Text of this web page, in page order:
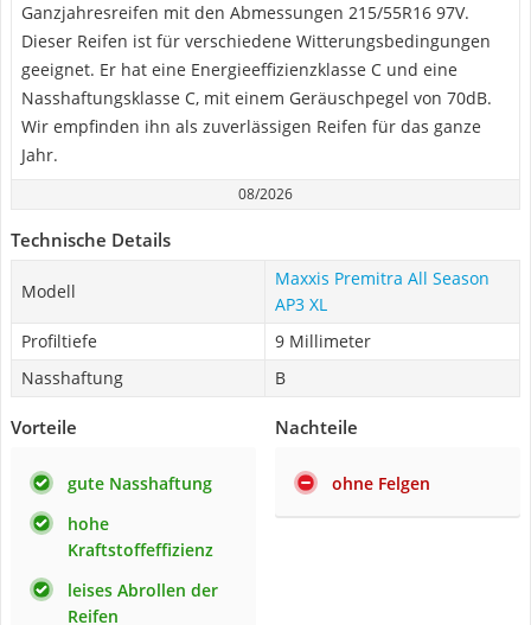
Ganzjahresreifen mit den Abmessungen 215/55R16 97V.
Dieser Reifen ist für verschiedene Witterungsbedingungen
geeignet. Er hat eine Energieeffizienzklasse C und eine
Nasshaftungsklasse C, mit einem Geräuschpegel von 70dB.
Wir empfinden ihn als zuverlässigen Reifen für das ganze
Jahr.
08/2026
Technische Details
Modell
Maxxis Premitra All Season
AP3 XL
Profiltiefe
9 Millimeter
Nasshaftung
B
Vorteile
gute Nasshaftung
hohe
Kraftstoffeffizienz
leises Abrollen der
Reifen
Nachteile
ohne Felgen